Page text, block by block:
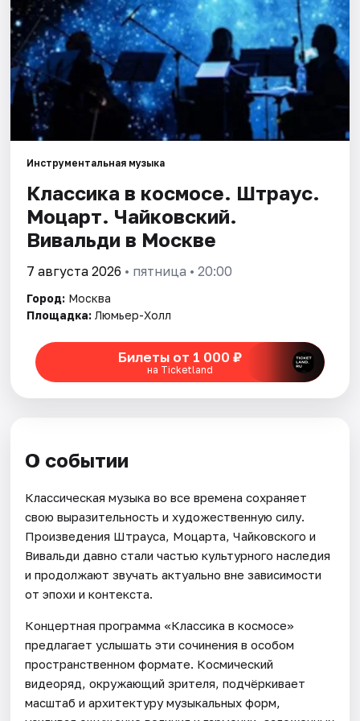
Города
Площадки
Артисты
Инструментальная музыка
Классика в космосе. Штраус.
Моцарт. Чайковский.
Вивальди в Москве
7 августа 2026 • пятница • 20:00
Город: Москва
Площадка: Люмьер-Холл
Билеты от 1 000 ₽
на Ticketland
О событии
Классическая музыка во все времена сохраняет
свою выразительность и художественную силу.
Произведения Штрауса, Моцарта, Чайковского и
Вивальди давно стали частью культурного наследия
и продолжают звучать актуально вне зависимости
от эпохи и контекста.
Концертная программа «Классика в космосе»
предлагает услышать эти сочинения в особом
пространственном формате. Космический
видеоряд, окружающий зрителя, подчёркивает
масштаб и архитектуру музыкальных форм,